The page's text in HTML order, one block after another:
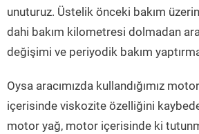
unuturuz. Üstelik önceki bakım
dahi bakım kilometresi dolmadan
değişimi ve periyodik bakım
Oysa aracımızda kullandığımız motor
içerisinde viskozite özelliğini
motor yağ, motor içerisinde ki